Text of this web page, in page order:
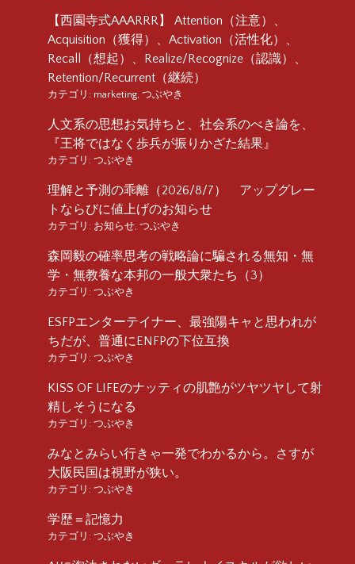
【西園寺式AAARRR】 Attention（注意）、
Acquisition（獲得）、Activation（活性化）、
Recall（想起）、Realize/Recognize（認識）、
Retention/Recurrent（継続）
カテゴリ: marketing つぶやき
人文系の思想お気持ちと、社会系のべき論を、
『王将ではなく歩兵が振りかざた結果』
カテゴリ: つぶやき
理解と予測の乖離（2026/8/7） アップグレー
トならびに値上げのお知らせ
カテゴリ: お知らせ つぶやき
森岡毅の確率思考の戦略論に騙される無知・無
学・無教養な本邦の一般大衆たち（3）
カテゴリ: つぶやき
ESFPエンターテイナー、最強陽キャと思われが
ちだが、普通にENFPの下位互換
カテゴリ: つぶやき
KISS OF LIFEのナッティの肌艶がツヤツヤして射
精しそうになる
カテゴリ: つぶやき
みなとみらい行きゃ一発でわかるから。さすが
大阪民国は視野が狭い。
カテゴリ: つぶやき
学歴＝記憶力
カテゴリ: つぶやき